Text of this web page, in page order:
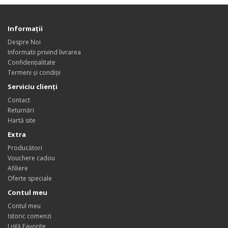
Informații
Despre Noi
Informatii privind livrarea
Confidențialitate
Termeni și condiții
Serviciu clienți
Contact
Returnări
Hartă site
Extra
Producători
Vouchere cadou
Afiliere
Oferte speciale
Contul meu
Contul meu
Istoric comenzi
Listă Favorite